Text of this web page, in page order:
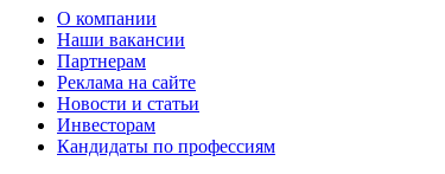
О компании
Наши вакансии
Партнерам
Реклама на сайте
Новости и статьи
Инвесторам
Кандидаты по профессиям